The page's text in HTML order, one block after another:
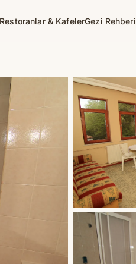
Restoranlar & KafelerGezi Rehberi